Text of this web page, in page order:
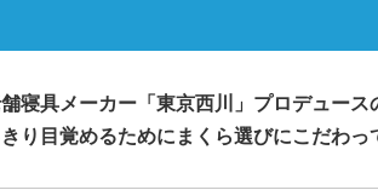
寝具メーカー「東京西川」プロデュース
り目覚めるためにまくら選びにこだわっ